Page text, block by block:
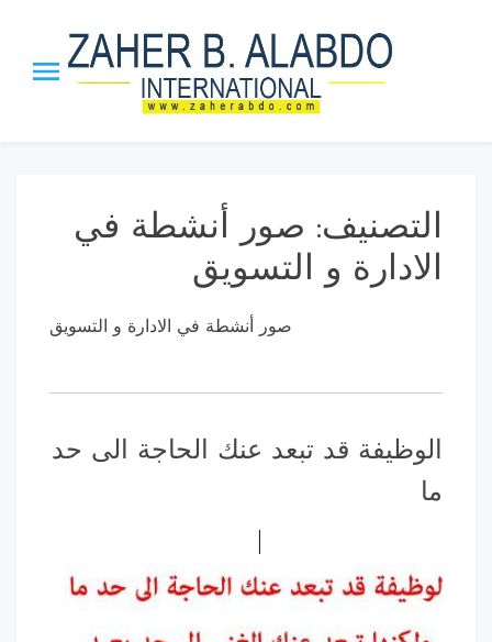
to
content
”Leadership_21”
ISS strategy.
صور أنشطة في
و التسويق
صور أنشطة في الادارة و التسويق
قد تبعد عنك الحاجة الى حد